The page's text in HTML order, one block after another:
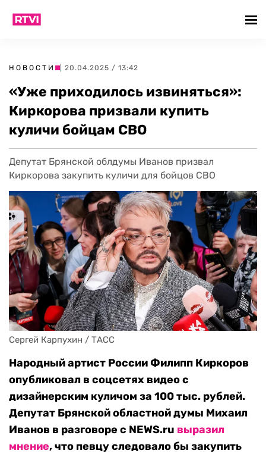
НОВОСТИ | 20.04.2025 / 13:42
«Уже приходилось извиняться»:
Киркорова призвали купить
куличи бойцам СВО
Депутат Брянской облдумы Иванов призвал
Киркорова закупить куличи для бойцов СВО
Сергей Карпухин / ТАСС
Народный артист России Филипп Киркоров
опубликовал в соцсетях видео с
дизайнерским куличом за 100 тыс. рублей.
Депутат Брянской областной думы Михаил
Иванов в разговоре с NEWS.ru выразил
мнение, что певцу следовало бы закупить